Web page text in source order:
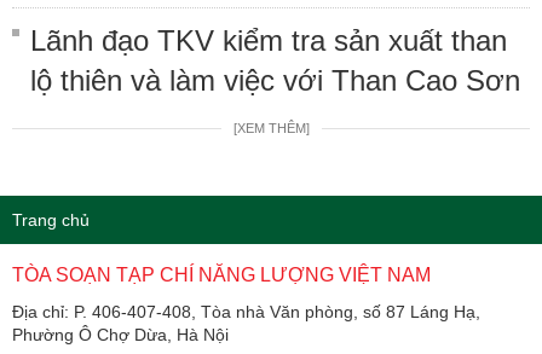
Lãnh đạo TKV kiểm tra sản xuất than
lộ thiên và làm việc với Than Cao Sơn
[XEM THÊM]
Trang chủ
TÒA SOẠN TẠP CHÍ NĂNG LƯỢNG VIỆT NAM
Địa chỉ: P. 406-407-408, Tòa nhà Văn phòng, số 87 Láng Hạ,
Phường Ô Chợ Dừa, Hà Nội